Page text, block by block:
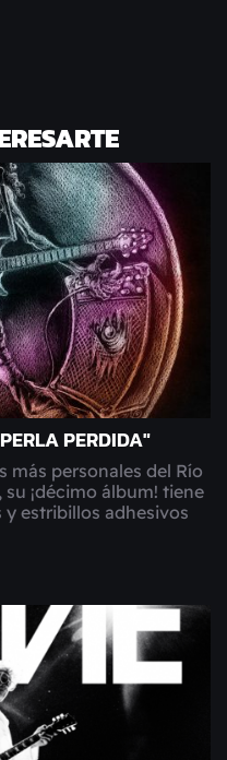
PERDIDA"
más personales del Río
¡décimo álbum! tiene
estribillos adhesivos